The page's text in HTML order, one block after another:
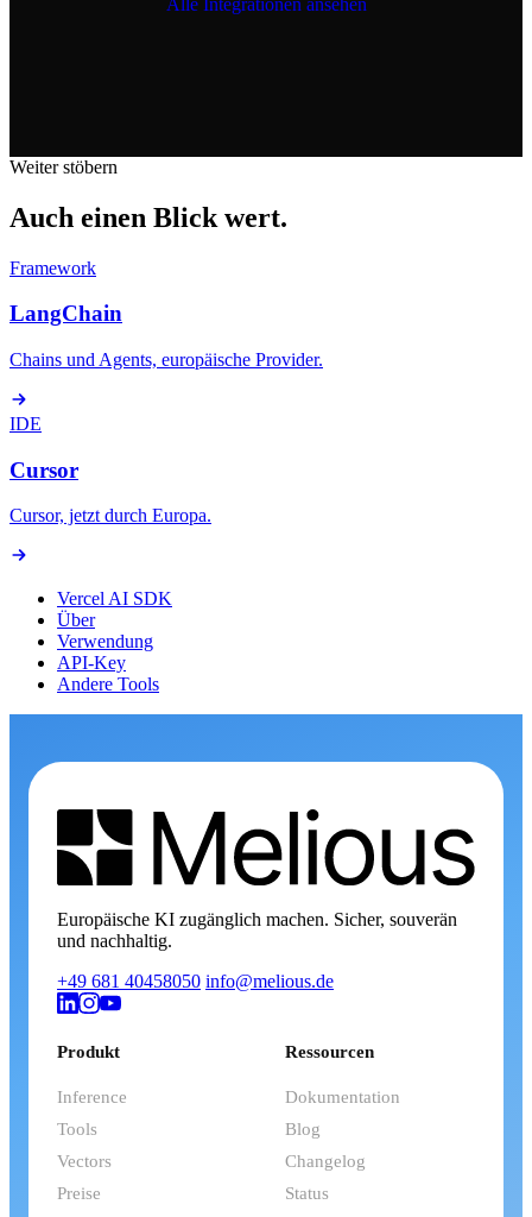
Weiter stöbern
Auch einen Blick wert.
Framework
LangChain
Chains und Agents, europäische Provider.
IDE
Cursor
Cursor, jetzt durch Europa.
Vercel AI SDK
Über
Verwendung
API-Key
Andere Tools
Europäische KI zugänglich machen. Sicher, souverän
und nachhaltig.
+49 681 40458050 info@melious.de
Produkt
Inference
Tools
Vectors
Preise
Ressourcen
Dokumentation
Blog
Changelog
Status